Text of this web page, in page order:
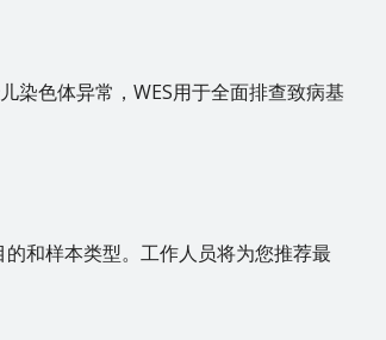
染色体异常，WES用于全面排查致病基
和样本类型。工作人员将为您推荐最